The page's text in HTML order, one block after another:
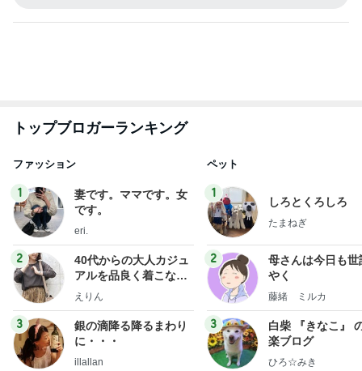
トップブロガーランキング
ファッション
1
妻です。ママです。女
です。
eri.
2
40代からの大人カジュ
アルを品良く着こなす
ファッションブログ
えりん
3
銀の滴降る降るまわり
に・・・
illallan
ペット
1
しろとくろしろ
たまねぎ
2
母さんは今日も世
やく
藤緒 ミルカ
3
白柴 『きなこ』
楽ブログ
ひろ☆みき